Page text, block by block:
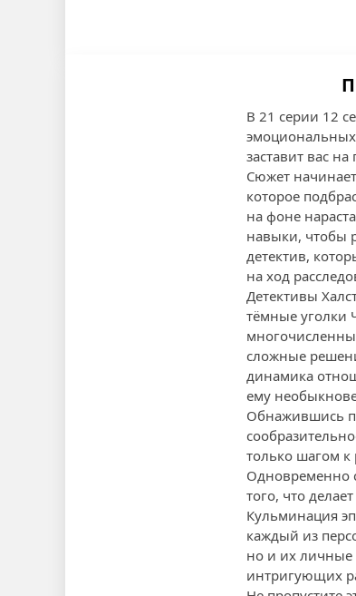
В 21 серии 12
заставит вас
Сюжет
которое
на фоне
навыки, чтобы
детектив,
на ход
Детективы
тёмные уголки
сложные
динамика
ему
Обнажившись
только шагом
Одновременно
того, что
Кульминация
каждый из
но и их личные
интригующих